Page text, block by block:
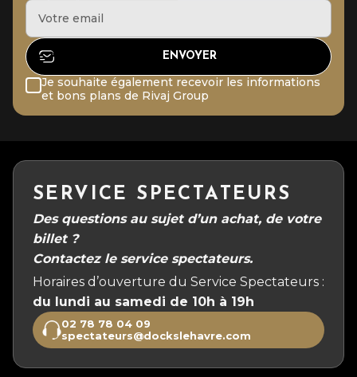
Je souhaite également recevoir les informations
et bons plans de Rivaj Group
SERVICE SPECTATEURS
Des questions au sujet d’un achat, de votre
billet ?
Contactez le service spectateurs.
Horaires d’ouverture du Service Spectateurs :
du lundi au samedi de 10h à 19h
02 78 78 04 09
spectateurs@dockslehavre.com